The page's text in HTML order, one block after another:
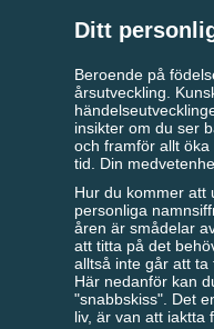
Ditt
Beroende på
årsutveckling.
insikter om du ser
och framför allt
tid. Din
Hur du kommer att
personliga
åren är smådelar
att titta på det
alltså inte går att ta
Här nedanför kan
"snabbskiss". Det
liv, är van att iaktta